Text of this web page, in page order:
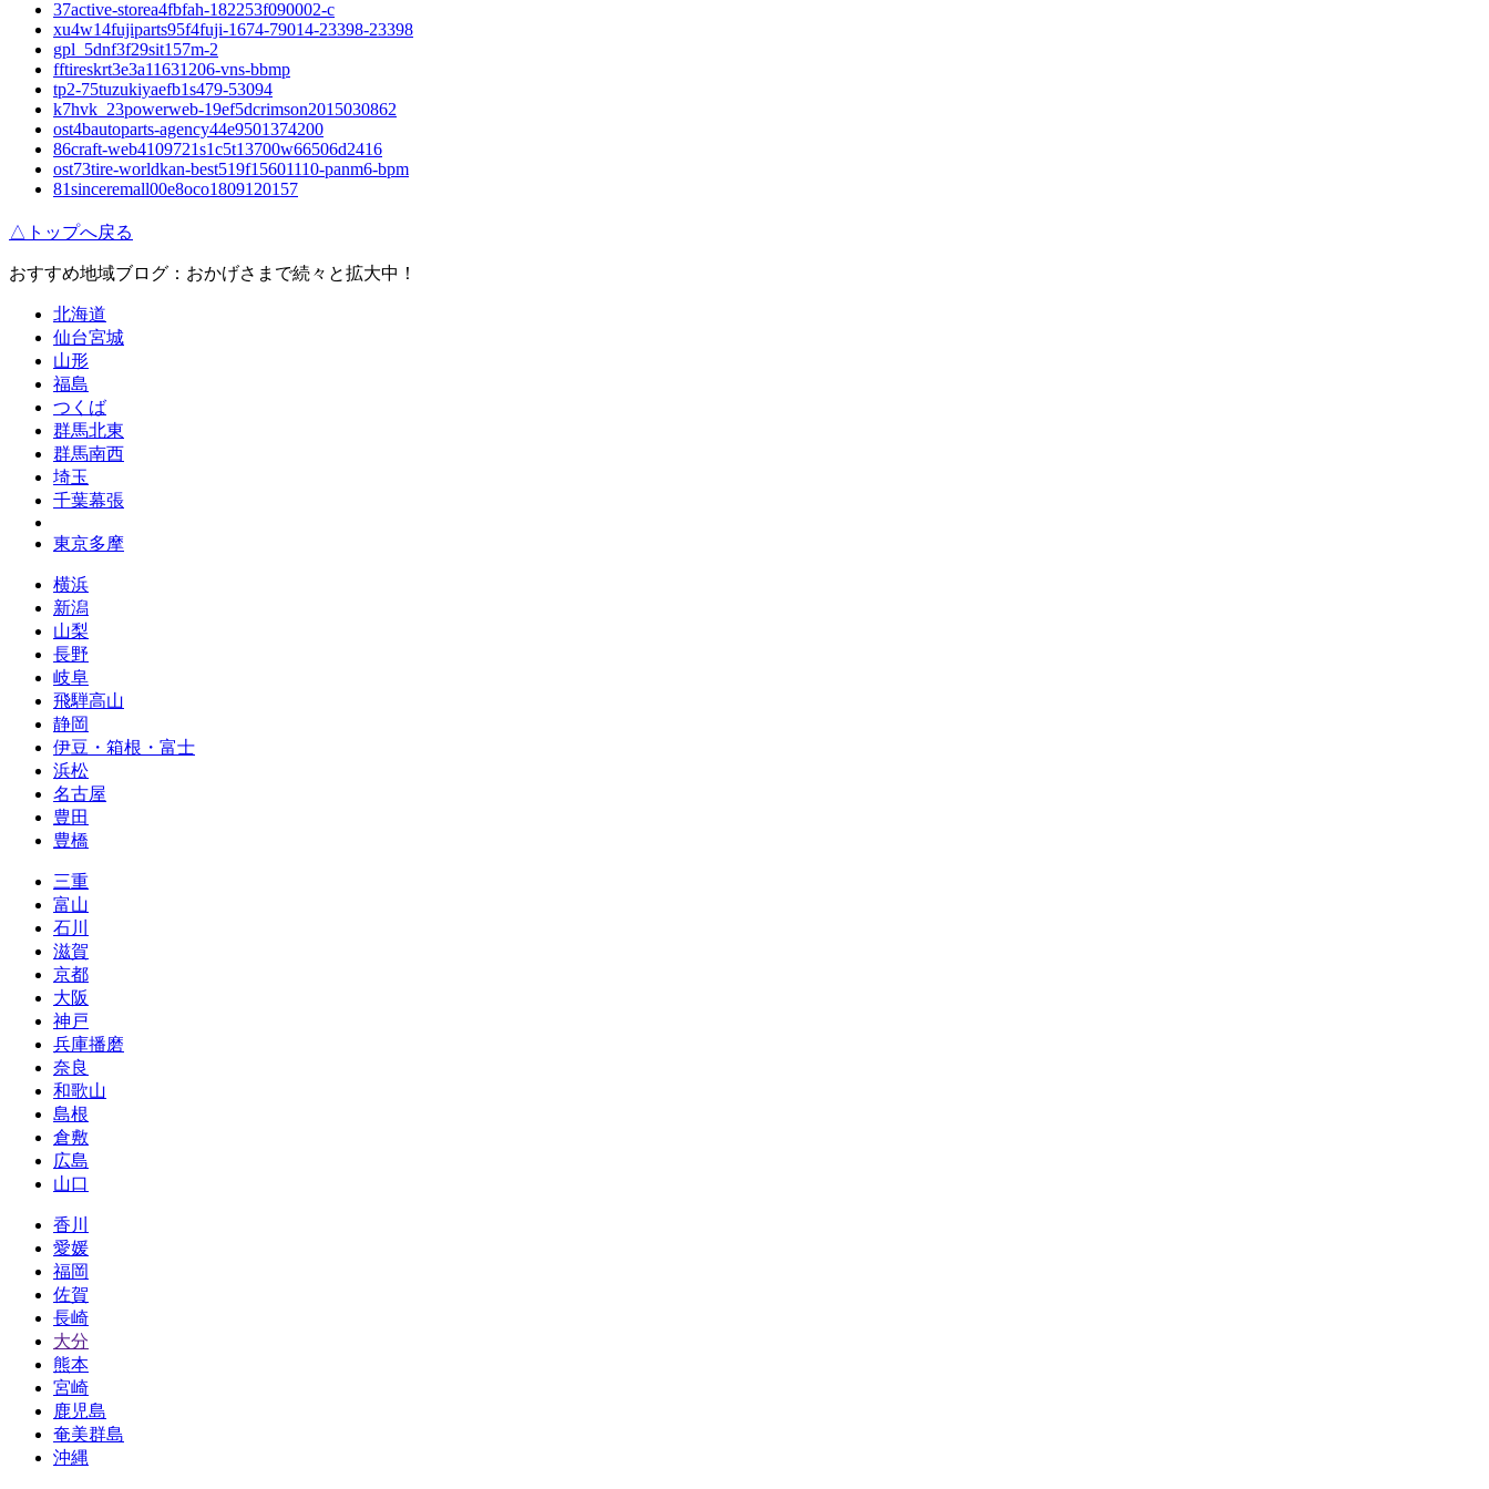
37active-storea4fbfah-182253f090002-c
xu4w14fujiparts95f4fuji-1674-79014-23398-23398
gpl_5dnf3f29sit157m-2
fftireskrt3e3a11631206-vns-bbmp
tp2-75tuzukiyaefb1s479-53094
k7hvk_23powerweb-19ef5dcrimson2015030862
ost4bautoparts-agency44e9501374200
86craft-web4109721s1c5t13700w66506d2416
ost73tire-worldkan-best519f15601110-panm6-bpm
81sinceremall00e8oco1809120157
△トップへ戻る
おすすめ地域ブログ：おかげさまで続々と拡大中！
北海道
仙台宮城
山形
福島
つくば
群馬北東
群馬南西
埼玉
千葉幕張
東京多摩
横浜
新潟
山梨
長野
岐阜
飛騨高山
静岡
伊豆・箱根・富士
浜松
名古屋
豊田
豊橋
三重
富山
石川
滋賀
京都
大阪
神戸
兵庫播磨
奈良
和歌山
島根
倉敷
広島
山口
香川
愛媛
福岡
佐賀
長崎
大分
熊本
宮崎
鹿児島
奄美群島
沖縄